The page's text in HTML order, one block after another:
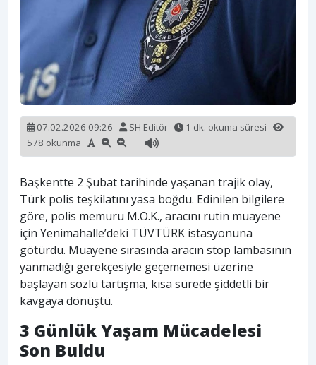
07.02.2026 09:26 SH Editör
1 dk. okuma süresi
578 okunma
Başkentte 2 Şubat tarihinde yaşanan trajik olay,
Türk polis teşkilatını yasa boğdu. Edinilen bilgilere
göre, polis memuru M.O.K., aracını rutin muayene
için Yenimahalle’deki TÜVTÜRK istasyonuna
götürdü. Muayene sırasında aracın stop lambasının
yanmadığı gerekçesiyle geçememesi üzerine
başlayan sözlü tartışma, kısa sürede şiddetli bir
kavgaya dönüştü.
3 Günlük Yaşam Mücadelesi
Son Buldu